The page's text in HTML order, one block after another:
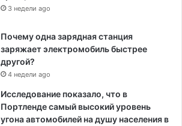
3 недели ago
Почему одна зарядная станция
заряжает электромобиль быстрее
другой?
4 недели ago
Исследование показало, что в
Портленде самый высокий уровень
угона автомобилей на душу населения в